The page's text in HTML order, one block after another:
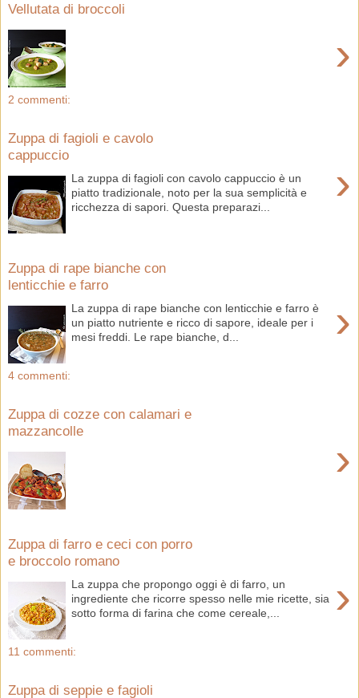
Vellutata di broccoli
›
2 commenti:
Zuppa di fagioli e cavolo
cappuccio
›
La zuppa di fagioli con cavolo cappuccio è un
piatto tradizionale, noto per la sua semplicità e
ricchezza di sapori. Questa preparazi...
Zuppa di rape bianche con
lenticchie e farro
›
La zuppa di rape bianche con lenticchie e farro è
un piatto nutriente e ricco di sapore, ideale per i
mesi freddi. Le rape bianche, d...
4 commenti:
Zuppa di cozze con calamari e
mazzancolle
›
Zuppa di farro e ceci con porro
e broccolo romano
›
La zuppa che propongo oggi è di farro, un
ingrediente che ricorre spesso nelle mie ricette, sia
sotto forma di farina che come cereale,...
11 commenti:
Zuppa di seppie e fagioli